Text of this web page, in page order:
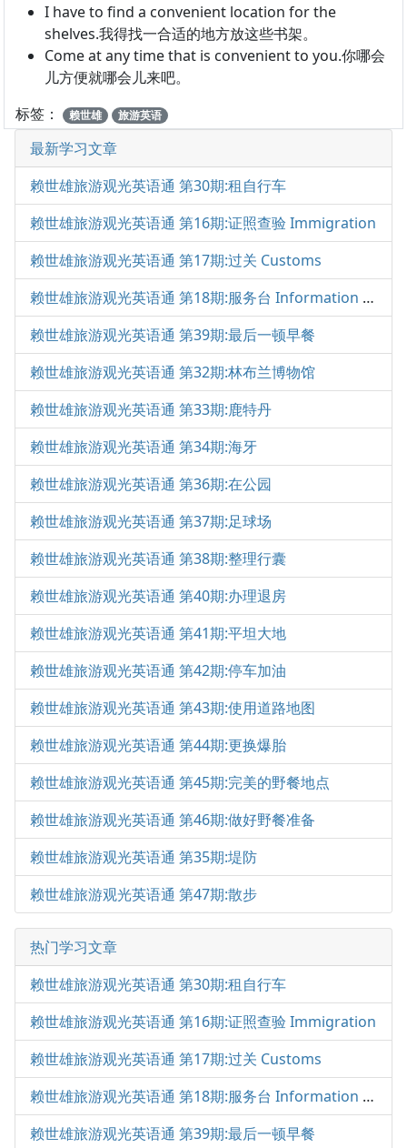
I have to find a convenient location for the
shelves.我得找一合适的地方放这些书架。
Come at any time that is convenient to you.你哪会
儿方便就哪会儿来吧。
标签：
赖世雄 旅游英语
最新学习文章
赖世雄旅游观光英语通 第30期:租自行车
赖世雄旅游观光英语通 第16期:证照查验 Immigration
赖世雄旅游观光英语通 第17期:过关 Customs
赖世雄旅游观光英语通 第18期:服务台 Information Desk
赖世雄旅游观光英语通 第39期:最后一顿早餐
赖世雄旅游观光英语通 第32期:林布兰博物馆
赖世雄旅游观光英语通 第33期:鹿特丹
赖世雄旅游观光英语通 第34期:海牙
赖世雄旅游观光英语通 第36期:在公园
赖世雄旅游观光英语通 第37期:足球场
赖世雄旅游观光英语通 第38期:整理行囊
赖世雄旅游观光英语通 第40期:办理退房
赖世雄旅游观光英语通 第41期:平坦大地
赖世雄旅游观光英语通 第42期:停车加油
赖世雄旅游观光英语通 第43期:使用道路地图
赖世雄旅游观光英语通 第44期:更换爆胎
赖世雄旅游观光英语通 第45期:完美的野餐地点
赖世雄旅游观光英语通 第46期:做好野餐准备
赖世雄旅游观光英语通 第35期:堤防
赖世雄旅游观光英语通 第47期:散步
热门学习文章
赖世雄旅游观光英语通 第30期:租自行车
赖世雄旅游观光英语通 第16期:证照查验 Immigration
赖世雄旅游观光英语通 第17期:过关 Customs
赖世雄旅游观光英语通 第18期:服务台 Information Desk
赖世雄旅游观光英语通 第39期:最后一顿早餐